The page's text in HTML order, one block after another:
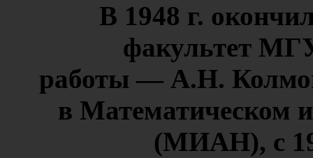
В 1948 г.
факультет
работы — А.Н.
в Математическом
(МИАН), с